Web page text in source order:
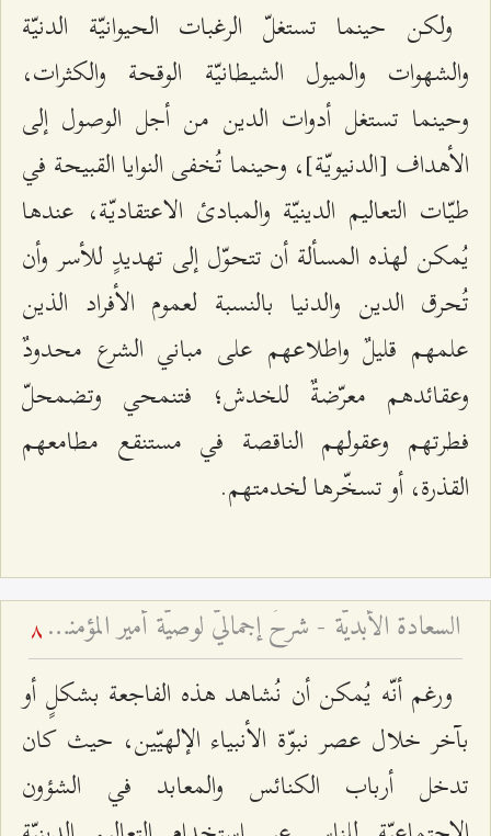
ولكن حينما تستغلّ الرغبات الحيوانيّة الدنيّة
والشهوات والميول الشيطانيّة الوقحة والكثرات،
وحينما تستغل أدوات الدين من أجل الوصول إلى
الأهداف [الدنيويّة]، وحينما تُخفى النوايا القبيحة في
طيّات التعاليم الدينيّة والمبادئ الاعتقاديّة، عندها
يُمكن لهذه المسألة أن تتحوّل إلى تهديدٍ للأسر وأن
تُحرق الدين والدنيا بالنسبة لعموم الأفراد الذين
علمهم قليلٌ واطلاعهم على مباني الشرع محدودٌ
وعقائدهم معرّضةٌ للخدش؛ فتنمحي وتضمحلّ
فطرتهم وعقولهم الناقصة في مستنقع مطامعهم
القذرة، أو تسخّرها لخدمتهم.
السعادة الأبديّة - شرحٌ إجماليٌّ لوصيّة أمير المؤمنين للإمام الحسن المجتبى عليهما السّلام في حاضرين 8
ورغم أنّه يُمكن أن نُشاهد هذه الفاجعة بشكلٍ أو
بآخر خلال عصر نبوّة الأنبياء الإلهيّين، حيث كان
تدخل أرباب الكنائس والمعابد في الشؤون